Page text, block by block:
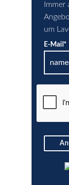
um
E-Mail*